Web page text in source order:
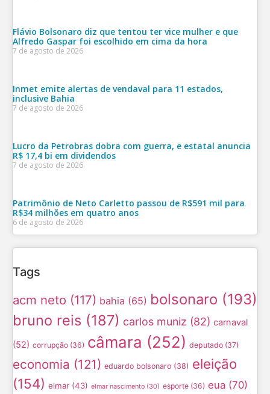
Flávio Bolsonaro diz que tentou ter vice mulher e que
Alfredo Gaspar foi escolhido em cima da hora
7 de agosto de 2026
Inmet emite alertas de vendaval para 11 estados,
inclusive Bahia
7 de agosto de 2026
Lucro da Petrobras dobra com guerra, e estatal anuncia
R$ 17,4 bi em dividendos
7 de agosto de 2026
Patrimônio de Neto Carletto passou de R$591 mil para
R$34 milhões em quatro anos
6 de agosto de 2026
Tags
acm neto (117) bahia (65) bolsonaro (193)
bruno reis (187) carlos muniz (82) carnaval
(52) corrupção (36) câmara (252) deputado (37)
economia (121) eduardo bolsonaro (38) eleição
(154) elmar (43) elmar nascimento (30) esporte (36) eua (70)